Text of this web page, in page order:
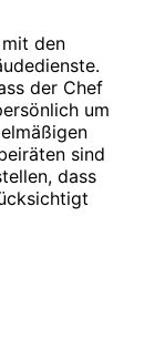
den
der Chef
um
sind
dass